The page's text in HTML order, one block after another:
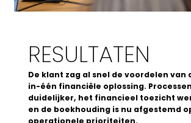
RESULTATEN
De klant zag al snel de voordelen van
in-één financiële oplossing.
duidelijker, het financieel toezicht
en de boekhouding is nu afgestemd